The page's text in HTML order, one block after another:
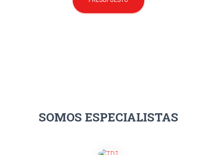
SOMOS ESPECIALISTAS